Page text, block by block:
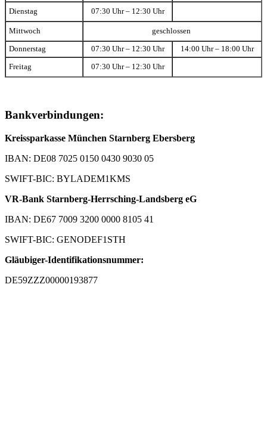
Dienstag 07:30 Uhr – 12:30 Uhr
Mittwoch geschlossen
Donnerstag 07:30 Uhr – 12:30 Uhr 14:00 Uhr – 18:00 Uhr
Freitag 07:30 Uhr – 12:30 Uhr
Bankverbindungen:
Kreissparkasse München Starnberg Ebersberg
IBAN: DE08 7025 0150 0430 9030 05
SWIFT-BIC: BYLADEM1KMS
VR-Bank Starnberg-Herrsching-Landsberg eG
IBAN: DE67 7009 3200 0000 8105 41
SWIFT-BIC: GENODEF1STH
Gläubiger-Identifikationsnummer:
DE59ZZZ00000193877